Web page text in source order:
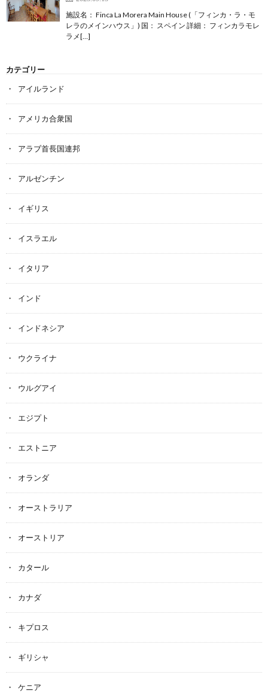
施設名： Finca La Morera Main House (「フィンカ・ラ・モ
レラのメインハウス」) 国： スペイン 詳細： フィンカラモレ
ラメ[…]
カテゴリー
アイルランド
アメリカ合衆国
アラブ首長国連邦
アルゼンチン
イギリス
イスラエル
イタリア
インド
インドネシア
ウクライナ
ウルグアイ
エジプト
エストニア
オランダ
オーストラリア
オーストリア
カタール
カナダ
キプロス
ギリシャ
ケニア